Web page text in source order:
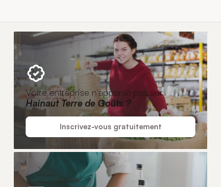
Votre entreprise n'apparaît pas sur
Hainaut Terre de Goûts ?
Inscrivez-vous gratuitement